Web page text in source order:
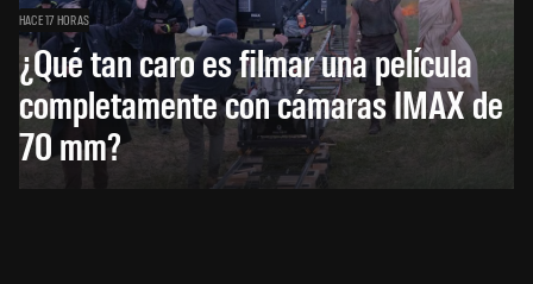
HACE 17 HORAS
¿Qué tan caro es filmar una película
completamente con cámaras IMAX de
70 mm?